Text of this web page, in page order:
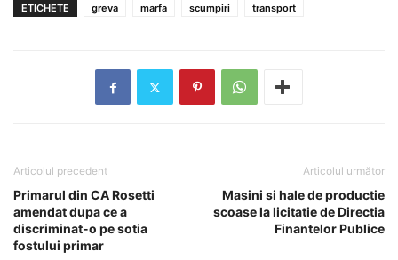
ETICHETE greva marfa scumpiri transport
Articolul precedent
Primarul din CA Rosetti
amendat dupa ce a
discriminat-o pe sotia
fostului primar
Articolul următor
Masini si hale de productie
scoase la licitatie de Directia
Finantelor Publice